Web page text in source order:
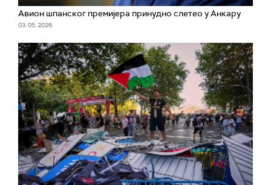
Авион шпанског премијера принудно слетео у Анкару
03. 05. 2026.